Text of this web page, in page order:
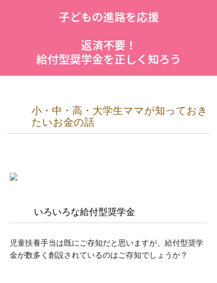
子どもの進路を応援
返済不要！
給付型奨学金を正しく知ろう
小・中・高・大学生ママが知っておき
たいお金の話
いろいろな給付型奨学金
児童扶養手当は既にご存知だと思いますが、給付型奨学
金が数多く創設されているのはご存知でしょうか？